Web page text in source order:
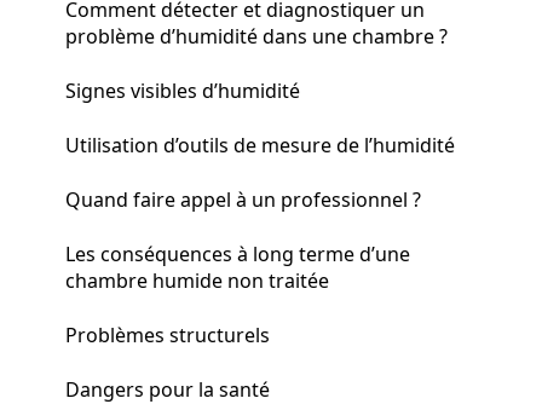
Comment détecter et diagnostiquer un
problème d’humidité dans une chambre ?
Signes visibles d’humidité
Utilisation d’outils de mesure de l’humidité
Quand faire appel à un professionnel ?
Les conséquences à long terme d’une
chambre humide non traitée
Problèmes structurels
Dangers pour la santé